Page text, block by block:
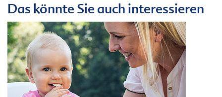
Das könnte Sie auch interessieren